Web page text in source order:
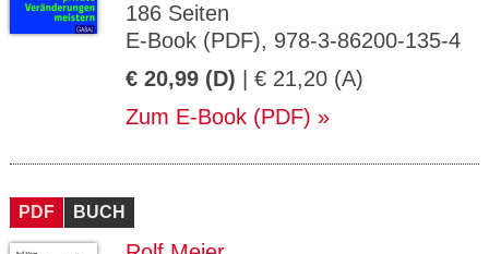
186 Seiten
E-Book (PDF), 978-3-86200-135-4
€ 20,99 (D) | € 21,20 (A)
Zum E-Book (PDF)
PDF BUCH